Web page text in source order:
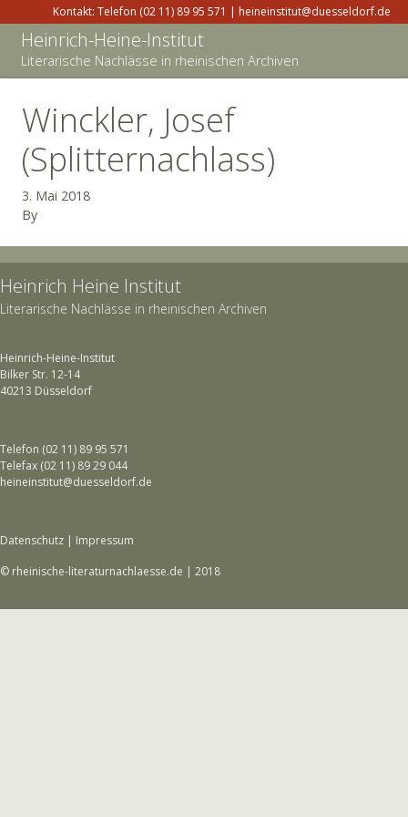
Kontakt: Telefon (02 11) 89 95 571 | heineinstitut@duesseldorf.de
Heinrich-Heine-Institut
Literarische Nachlässe in rheinischen Archiven
Winckler, Josef
(Splitternachlass)
3. Mai 2018
By
Heinrich Heine Institut
Literarische Nachlässe in rheinischen Archiven
Heinrich-Heine-Institut
Bilker Str. 12-14
40213 Düsseldorf
Telefon (02 11) 89 95 571
Telefax (02 11) 89 29 044
heineinstitut@duesseldorf.de
Datenschutz | Impressum
© rheinische-literaturnachlaesse.de | 2018